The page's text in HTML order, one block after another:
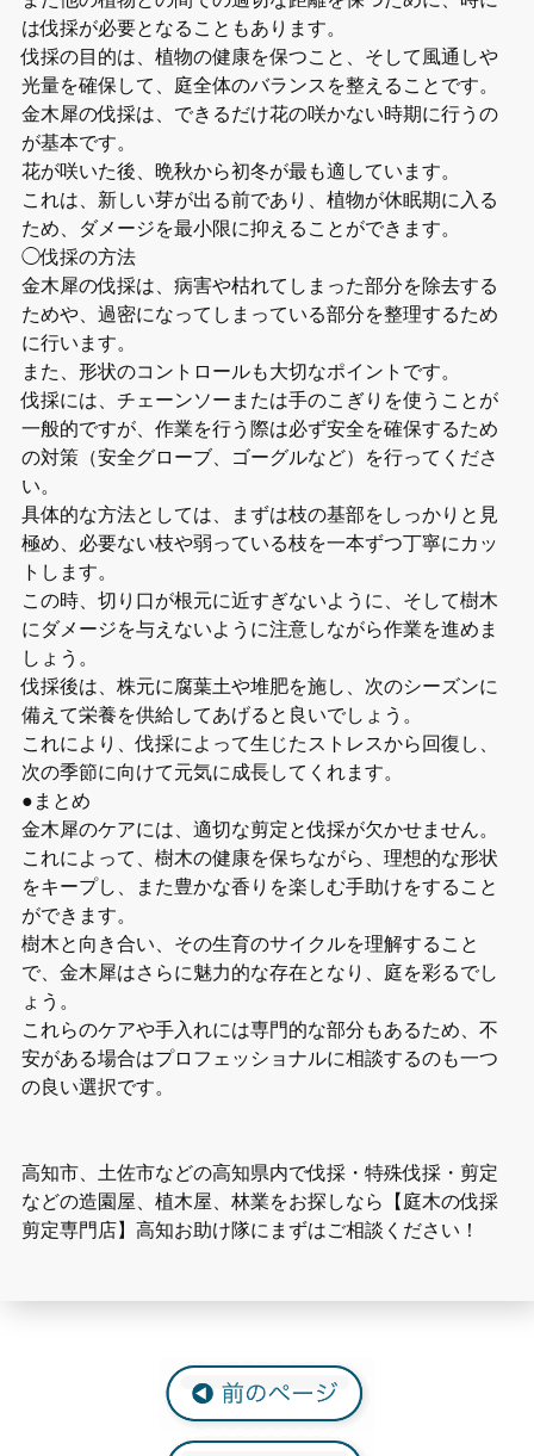
は伐採が必要となることもあります。
伐採の目的は、植物の健康を保つこと、そして風通しや
光量を確保して、庭全体のバランスを整えることです。
金木犀の伐採は、できるだけ花の咲かない時期に行うの
が基本です。
花が咲いた後、晩秋から初冬が最も適しています。
これは、新しい芽が出る前であり、植物が休眠期に入る
ため、ダメージを最小限に抑えることができます。
◯伐採の方法
金木犀の伐採は、病害や枯れてしまった部分を除去する
ためや、過密になってしまっている部分を整理するため
に行います。
また、形状のコントロールも大切なポイントです。
伐採には、チェーンソーまたは手のこぎりを使うことが
一般的ですが、作業を行う際は必ず安全を確保するため
の対策（安全グローブ、ゴーグルなど）を行ってくださ
い。
具体的な方法としては、まずは枝の基部をしっかりと見
極め、必要ない枝や弱っている枝を一本ずつ丁寧にカッ
トします。
この時、切り口が根元に近すぎないように、そして樹木
にダメージを与えないように注意しながら作業を進めま
しょう。
伐採後は、株元に腐葉土や堆肥を施し、次のシーズンに
備えて栄養を供給してあげると良いでしょう。
これにより、伐採によって生じたストレスから回復し、
次の季節に向けて元気に成長してくれます。
●まとめ
金木犀のケアには、適切な剪定と伐採が欠かせません。
これによって、樹木の健康を保ちながら、理想的な形状
をキープし、また豊かな香りを楽しむ手助けをすること
ができます。
樹木と向き合い、その生育のサイクルを理解すること
で、金木犀はさらに魅力的な存在となり、庭を彩るでし
ょう。
これらのケアや手入れには専門的な部分もあるため、不
安がある場合はプロフェッショナルに相談するのも一つ
の良い選択です。
高知市、土佐市などの高知県内で伐採・特殊伐採・剪定
などの造園屋、植木屋、林業をお探しなら【庭木の伐採
剪定専門店】高知お助け隊にまずはご相談ください！